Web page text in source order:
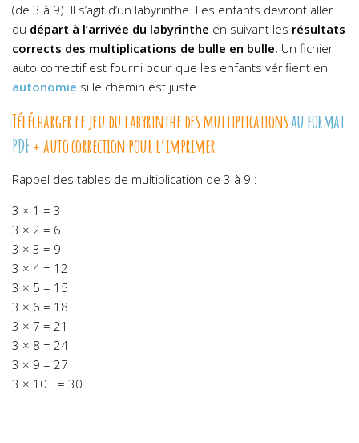
(de 3 à 9). Il s’agit d’un labyrinthe. Les enfants devront aller
du départ à l’arrivée du labyrinthe en suivant les résultats
corrects des multiplications de bulle en bulle. Un fichier
auto correctif est fourni pour que les enfants vérifient en
autonomie si le chemin est juste.
Télécharger le jeu du labyrinthe des multiplicationsau format
PDF+ auto correction pour l’imprimer
Rappel des tables de multiplication de 3 à 9 :
3 × 1 = 3
3 × 2 = 6
3 × 3 = 9
3 × 4 = 12
3 × 5 = 15
3 × 6 = 18
3 × 7 = 21
3 × 8 = 24
3 × 9 = 27
3 × 10 |= 30